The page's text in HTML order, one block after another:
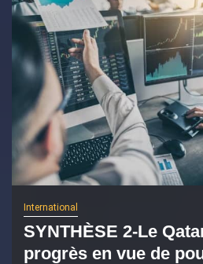
International
SYNTHÈSE 2-Le
progrès en vue de